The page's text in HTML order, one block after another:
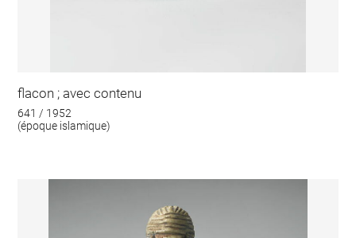
flacon ; avec contenu
641 / 1952
(époque islamique)